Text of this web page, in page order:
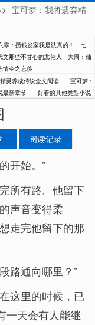
宝可梦：我将遗弃精
零：攒钱发家我是认真的！
七
文那些不甘心的悲催人
大周：仙
情令之忘羡
灵养成传说全文阅读 - 宝可梦：
最新章节 - 好看的其他类型小说
阅读记录
开始。”
所有路。他留下
声音变得柔
走完他留下的那
路通向哪里？”
这里的时候，已
一天会有人能继